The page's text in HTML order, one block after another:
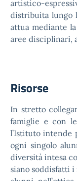
artistico-
distribuita lungo
attua mediante
aree disciplinari,
Risorse
In stretto
famiglie e con
l’Istituto intende
ogni singolo
diversità intesa
siano soddisfatti